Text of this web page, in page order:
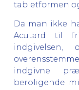
tabletformen
Da man ikke
Acutard til
indgivne
beroligende